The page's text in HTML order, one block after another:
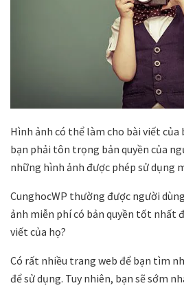
Hình ảnh có thể làm cho bài viết của
bạn phải tôn trọng bản quyền của
những hình ảnh được phép sử dụng
CunghocWP thường được người
ảnh miễn phí có bản quyền tốt nhất
viết của họ?
Có rất nhiều trang web để bạn tìm
để sử dụng. Tuy nhiên, bạn sẽ sớm